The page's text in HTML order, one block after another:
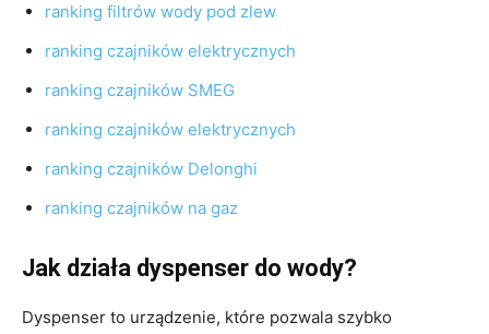
ranking filtrów wody pod zlew
ranking czajników elektrycznych
ranking czajników SMEG
ranking czajników elektrycznych
ranking czajników Delonghi
ranking czajników na gaz
Jak działa dyspenser do wody?
Dyspenser to urządzenie, które pozwala szybko